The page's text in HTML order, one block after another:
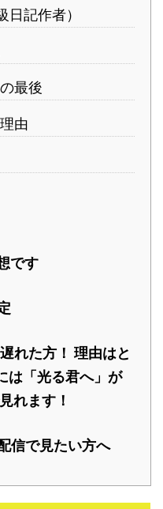
日記作者）
最後
由
です
れた方！ 理由はと
は「光る君へ」が
れます！
信で見たい方へ